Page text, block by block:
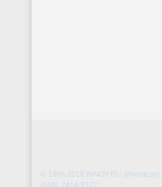
© 1996-2018 INNOV.RU (Иннов.ру)
ISSN: 2414-5122